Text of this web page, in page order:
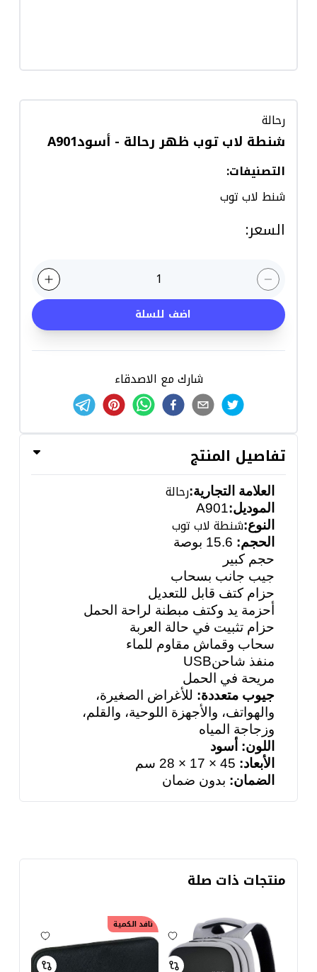
رحالة
شنطة لاب توب ظهر رحالة - أسودA901
التصنيفات:
شنط لاب توب
السعر:
1
اضف للسلة
شارك مع الاصدقاء
تفاصيل المنتج
العلامة التجارية:رحالة
الموديل:A901
النوع:شنطة لاب توب
الحجم: 15.6 بوصة
حجم كبير
جيب جانب بسحاب
حزام كتف قابل للتعديل
أحزمة يد وكتف مبطنة لراحة الحمل
حزام تثبيت في حالة العربة
سحاب وقماش مقاوم للماء
منفذ شاحنUSB
مريحة في الحمل
جيوب متعددة: للأغراض الصغيرة،
والهواتف، والأجهزة اللوحية، والقلم،
وزجاجة المياه
اللون: أسود
الأبعاد: 45 × 17 × 28 سم
الضمان: بدون ضمان
منتجات ذات صلة
نافد الكمية